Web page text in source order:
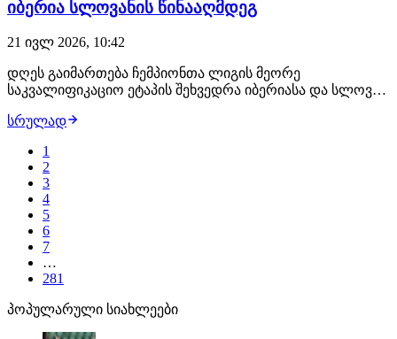
იბერია სლოვანის წინააღმდეგ
21 ივლ 2026, 10:42
დღეს გაიმართება ჩემპიონთა ლიგის მეორე
საკვალიფიკაციო ეტაპის შეხვედრა იბერიასა და სლოვან
მოქმედმა ჩემპიონებმა პირველი ეტაპი წარამტებით
ეს დღე შესაძლოა ისტორიული გამოდგეს, რადგან თუ
იბერია…
სრულად
1
2
3
4
5
6
7
…
281
პოპულარული სიახლეები